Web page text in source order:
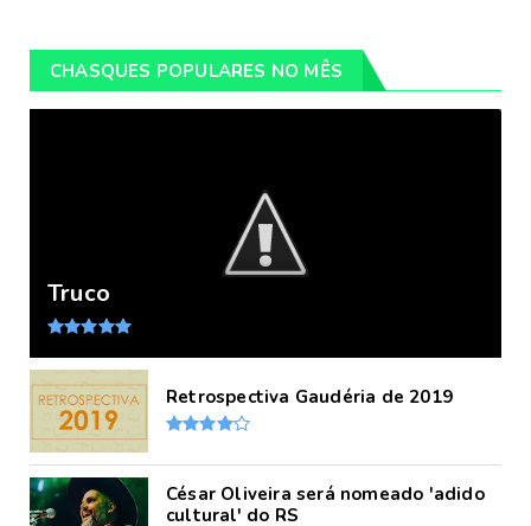
CHASQUES POPULARES NO MÊS
Truco
Retrospectiva Gaudéria de 2019
César Oliveira será nomeado 'adido
cultural' do RS